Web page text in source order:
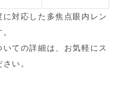
対応した多焦点眼内レン
ての詳細は、お気軽にス
い。